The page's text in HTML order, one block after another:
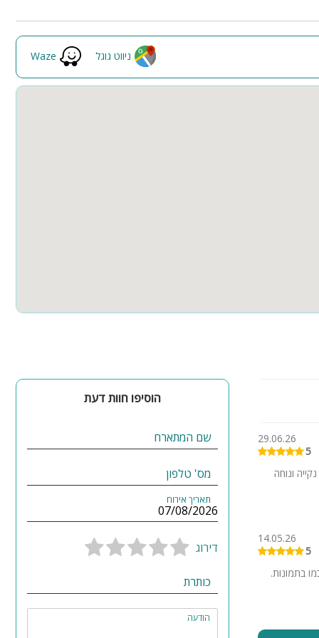
חצר קבוצות גדולות
חדרי שינה מרחב מוגןWaze ניווט גוגל
29.06.26
5
ונוחה
14.05.26
5
בתמונות.
הוסיפו חוות דעת
שם המתארח
מס' טלפון
תאריך אירוח
דירוג
כותרת
הודעה